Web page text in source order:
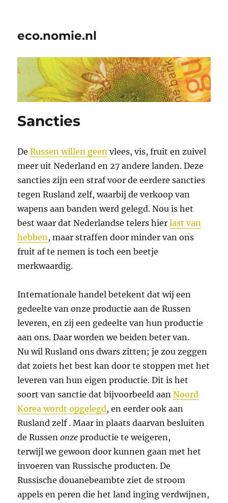
eco.nomie.nl
Sancties
DeRussen willen geen vlees, vis, fruit en zuivel
meer uit Nederland en 27 andere landen. Deze
sancties zijn een straf voor de eerdere sancties
tegen Rusland zelf, waarbij de verkoop van
wapens aan banden werd gelegd. Nou is het
best waar dat Nederlandse telers hierlast van
hebben, maar straffen door minder van ons
fruit af te nemen is toch een beetje
merkwaardig.
Internationale handel betekent dat wij een
gedeelte van onze productie aan de Russen
leveren, en zij een gedeelte van hun productie
aan ons. Daar worden we beiden beter van.
Nu wil Rusland ons dwars zitten; je zou zeggen
dat zoiets het best kan door te stoppen met het
leveren van hun eigen productie. Dit is het
soort van sanctie dat bijvoorbeeld aanNoord
Korea wordt opgelegd, en eerder ook aan
Rusland zelf . Maar in plaats daarvan besluiten
de Russen onze productie te weigeren,
terwijl we gewoon door kunnen gaan met het
invoeren van Russische producten. De
Russische douanebeambte ziet de stroom
appels en peren die het land inging verdwijnen,